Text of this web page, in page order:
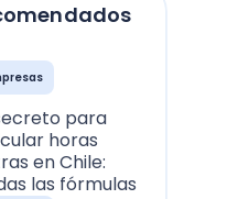
para
horas
en Chile:
las fórmulas